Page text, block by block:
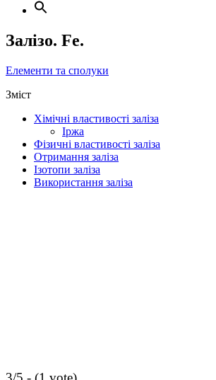
Залізо. Fe.
Елементи та сполуки
Зміст
Хімічні властивості заліза
Іржа
Фізичні властивості заліза
Отримання заліза
Ізотопи заліза
Використання заліза